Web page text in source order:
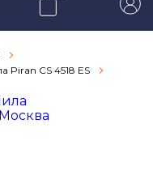
Piran CS 4518 ES